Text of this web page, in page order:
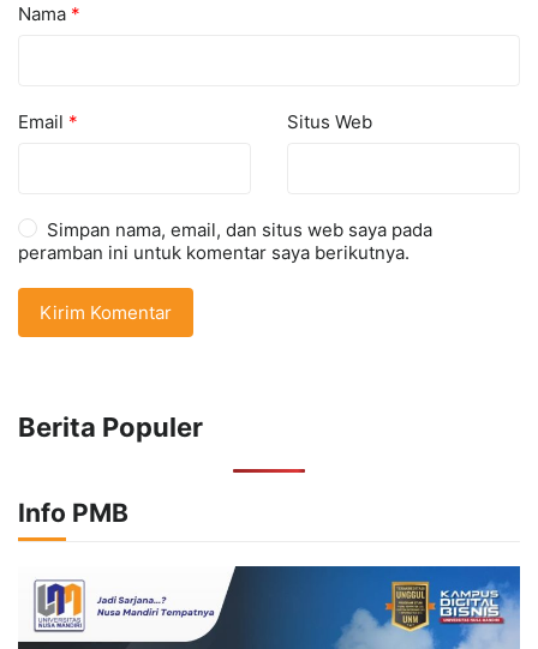
Nama *
Email * Situs Web
Simpan nama, email, dan situs web saya pada
peramban ini untuk komentar saya berikutnya.
Berita Populer
Info PMB